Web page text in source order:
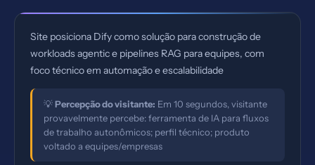
Site posiciona Dify como solução para construção de
workloads agentic e pipelines RAG para equipes, com
foco técnico em automação e escalabilidade
💡Percepção do visitante: Em 10 segundos, visitante
provavelmente percebe: ferramenta de IA para fluxos
de trabalho autonômicos; perfil técnico; produto
voltado a equipes/empresas